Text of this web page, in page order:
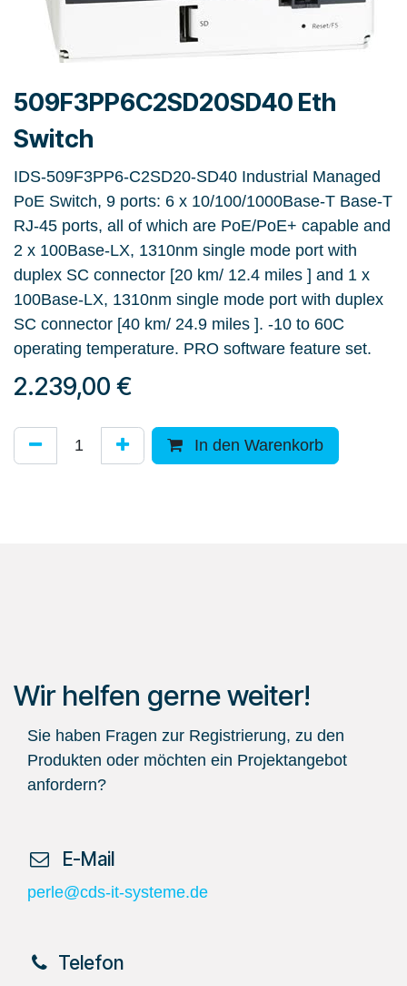
509F3PP6C2SD20SD40 Eth
Switch
IDS-509F3PP6-C2SD20-SD40 Industrial Managed
PoE Switch, 9 ports: 6 x 10/100/1000Base-T Base-T
RJ-45 ports, all of which are PoE/PoE+ capable and
2 x 100Base-LX, 1310nm single mode port with
duplex SC connector [20 km/ 12.4 miles ] and 1 x
100Base-LX, 1310nm single mode port with duplex
SC connector [40 km/ 24.9 miles ]. -10 to 60C
operating temperature. PRO software feature set.
2.239,00 €
In den Warenkorb
Wir helfen gerne weiter!
Sie haben Fragen zur Registrierung, zu den
Produkten oder möchten ein Projektangebot
anfordern?
​ E-Mail
perle@cds-it-systeme.de
​Telefon